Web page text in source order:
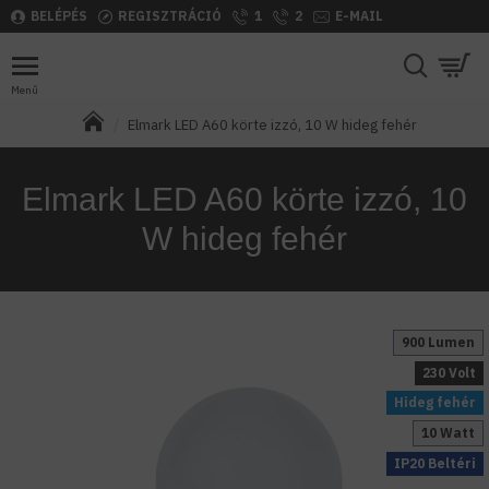
BELÉPÉS REGISZTRÁCIÓ 1 2 E-MAIL
Elmark LED A60 körte izzó, 10 W hideg fehér
Elmark LED A60 körte izzó, 10
W hideg fehér
Hideg fehér
900 Lumen
IP20 Beltéri
230 Volt
10 Watt